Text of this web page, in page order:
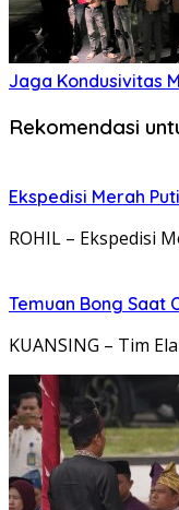
Jaga Kondusivitas
Rekomendasi
Ekspedisi Merah
ROHIL – Ekspedisi
Temuan Bong Saat
KUANSING – Tim